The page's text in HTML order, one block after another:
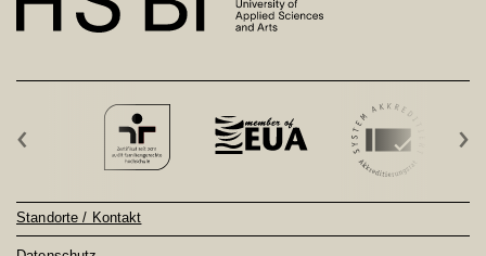
‹ ›
Standorte / Kontakt